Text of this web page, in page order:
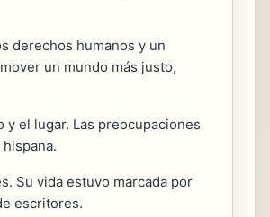
derechos humanos y un
un mundo más justo,
el lugar. Las preocupaciones
Su vida estuvo marcada por
escritores.